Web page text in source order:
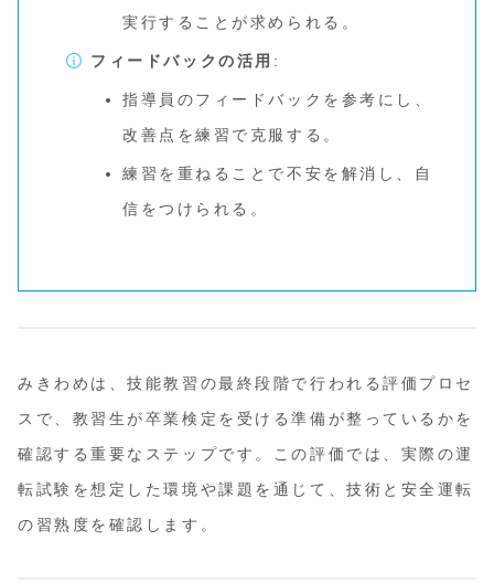
実行することが求められる。
フィードバックの活用 :
指導員のフィードバックを参考にし、
改善点を練習で克服する。
練習を重ねることで不安を解消し、自
信をつけられる。
みきわめは、技能教習の最終段階で行われる評価プロセ
スで、教習生が卒業検定を受ける準備が整っているかを
確認する重要なステップです。この評価では、実際の運
転試験を想定した環境や課題を通じて、技術と安全運転
の習熟度を確認します。